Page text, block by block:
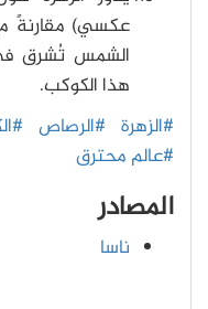
عكسي) مقارنةً
الشمس تُشرق
هذا الكوكب.
#الزهرة #الرصاص
#عالم محترق
المصادر
ناسا